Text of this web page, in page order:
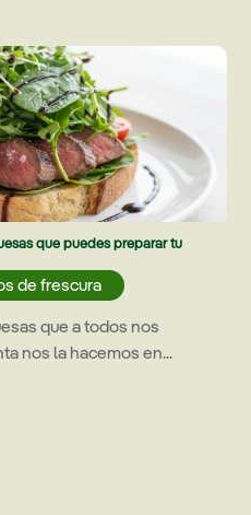
que puedes preparar tu
de frescura
que a todos nos
nos la hacemos en...